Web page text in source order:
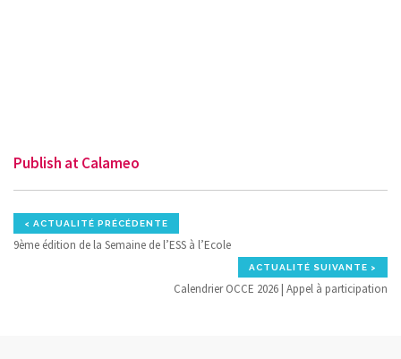
Publish at Calameo
< ACTUALITÉ PRÉCÉDENTE
9ème édition de la Semaine de l’ESS à l’Ecole
ACTUALITÉ SUIVANTE >
Calendrier OCCE 2026 | Appel à participation